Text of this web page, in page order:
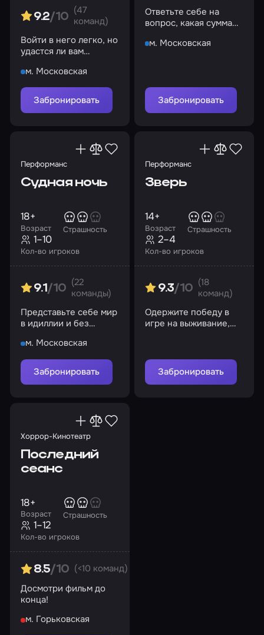
9.2/10
(47
команд)
Войти в него легко, но
удастся ли вам
м. Московская
Забронировать
Ответьте себе на
вопрос, какая сумма
на кон жизнь?
м. Московская
Забронировать
Перформанс
Судная ночь
Возраст
18+
Страшность
Кол-во игроков
1–10
9.1 /10
(22
команды)
Представьте себе мир
в идиллии и без
недоверия, но что за
этим стоит?
м. Московская
Забронировать
Перформанс
Зверь
Возраст
14+
Страшность
Кол-во игроков
2–4
9.3/10
(18
команд)
Одержите победу в
игре на выживание,
Забронировать
Хоррор-Кинотеатр
Последний
сеанс
Возраст
18+
Страшность
Кол-во игроков
1–12
8.5/10 (<10 команд)
Досмотри фильм до
конца!
м. Горьковская